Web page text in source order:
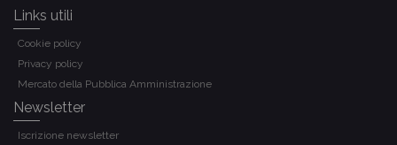
Links utili
Cookie policy
Privacy policy
Mercato della Pubblica Amministrazione
Newsletter
Iscrizione newsletter